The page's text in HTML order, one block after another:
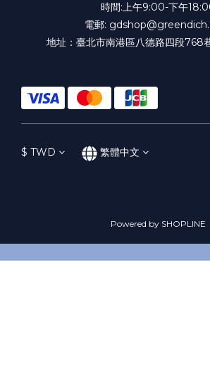
時間:上午9:00-下午
電郵:
地址：臺北市南港區八德路四段768
$ TWD 繁體中文
Powered by SHOPLINE